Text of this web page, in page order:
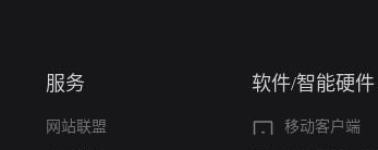
服务
网站联盟
软件/智能硬件
移动客户端